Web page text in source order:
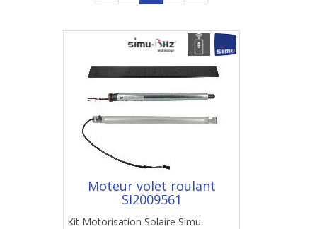
Moteur volet roulant
SI2009561
Kit Motorisation Solaire Simu